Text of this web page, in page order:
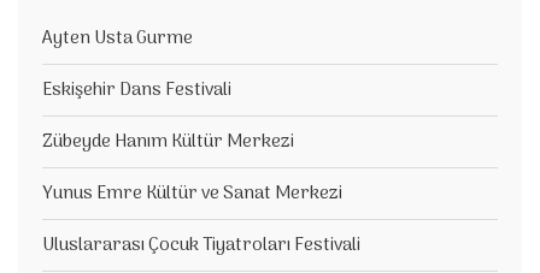
Ayten Usta Gurme
Eskişehir Dans Festivali
Zübeyde Hanım Kültür Merkezi
Yunus Emre Kültür ve Sanat Merkezi
Uluslararası Çocuk Tiyatroları Festivali